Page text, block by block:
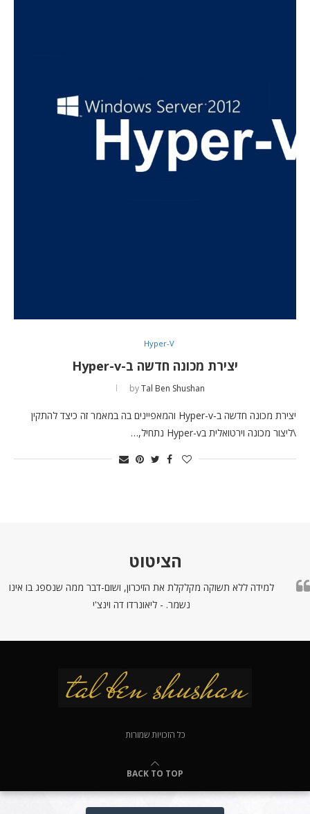
Hyper-V
יצירת מכונה חדשה ב-Hyper-v
byTal Ben Shushan
יצירת מכונה חדשה ב-Hyper-v והמאפיינים בה במאמר זה כיצד להתקין
\ליצור מכונה וירטואלית בHyper-v נתחיל,…
הציטוט
למידה ללא תשוקה מקלקלת את הזיכרון, ושום-דבר ממה שנספג בו אינו
נשמר. - ליאונרדו דה וינצ'י
כל הזכויות שמורות
BACK TO TOP